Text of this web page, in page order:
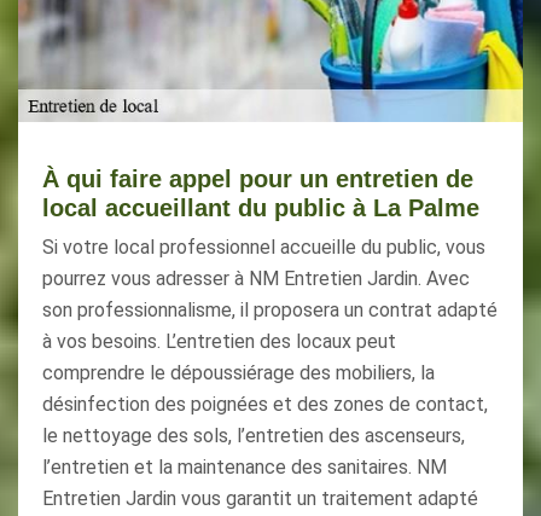
À qui faire appel pour un entretien de
local accueillant du public à La Palme
Si votre local professionnel accueille du public, vous
pourrez vous adresser à NM Entretien Jardin. Avec
son professionnalisme, il proposera un contrat adapté
à vos besoins. L’entretien des locaux peut
comprendre le dépoussiérage des mobiliers, la
désinfection des poignées et des zones de contact,
le nettoyage des sols, l’entretien des ascenseurs,
l’entretien et la maintenance des sanitaires. NM
Entretien Jardin vous garantit un traitement adapté